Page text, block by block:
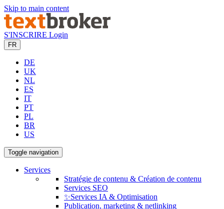
Skip to main content
S'INSCRIRE Login
FR
DE
UK
NL
ES
IT
PT
PL
BR
US
Toggle navigation
Services
Stratégie de contenu & Création de contenu
Services SEO
✨Services IA & Optimisation
Publication, marketing & netlinking